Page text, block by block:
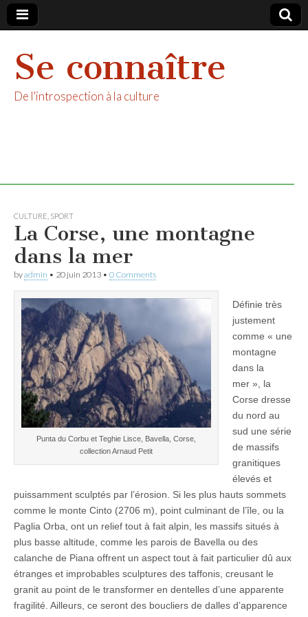
Se connaître
De l'introspection à la culture
CULTURE SPORT
La Corse, une montagne
dans la mer
byadmin • 20 juin 2013 • 0 Comments
Punta du Corbu et Teghie Lisce, Bavella, Corse,
collection Arnaud Petit
Définie très
justement
comme « une
montagne
dans la
mer », la
Corse dresse
du nord au
sud une série
de massifs
granitiques
élevés et
puissamment sculptés par l’érosion. Si les plus hauts sommets
comme le monte Cinto (2706 m), point culminant de l’île, ou la
Paglia Orba, ont un relief tout à fait alpin, les massifs situés à
plus basse altitude, comme les parois de Bavella ou des
calanche de Piana offrent un aspect tout à fait particulier dû aux
étranges et improbables sculptures des taffonis, creusant le
granit au point de le transformer en dentelles d’une apparente
fragilité. Ailleurs, ce seront des boucliers de dalles d’apparence